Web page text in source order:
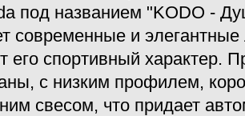
под названием "KODO -
современные и
его спортивный характер.
с низким профилем,
свесом, что придает